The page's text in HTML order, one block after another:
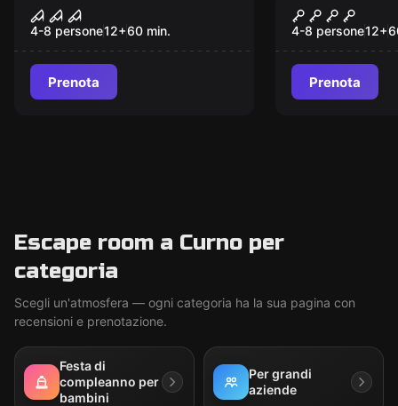
LA CLINICA
4-8 persone12+60 min.
Prenota
ALCATRAZ
4-8 persone12+
Prenota
Escape room a Curno per
categoria
Scegli un'atmosfera — ogni categoria ha la sua pagina con
recensioni e prenotazione.
Festa di
compleanno per
bambini
Per grandi
aziende